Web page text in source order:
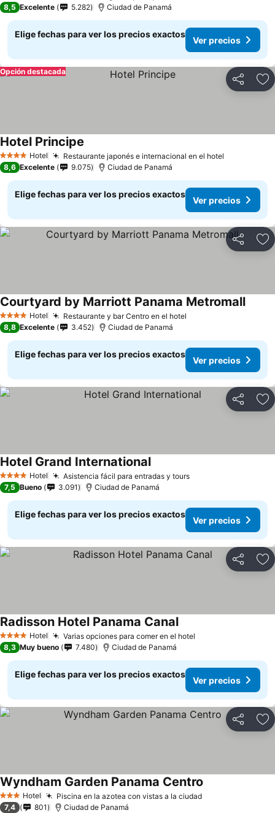
8,5 Excelente 5.282 Ciudad de Panamá
Elige fechas para ver los precios exactos
Ver precios
Compartir
Opción destacada
4 EstrellasHotel Restaurante japonés e internacional en el hotel
Hotel Principe
8,6 Excelente 9.075 Ciudad de Panamá
Elige fechas para ver los precios exactos
Ver precios
Compartir
4 EstrellasHotel Restaurante y bar Centro en el hotel
Courtyard by Marriott Panama Metromall
8,8 Excelente 3.452 Ciudad de Panamá
Elige fechas para ver los precios exactos
Ver precios
Compartir
4 EstrellasHotel Asistencia fácil para entradas y tours
Hotel Grand International
7,5 Bueno 3.091 Ciudad de Panamá
Elige fechas para ver los precios exactos
Ver precios
Compartir
4 EstrellasHotel Varias opciones para comer en el hotel
Radisson Hotel Panama Canal
8,3 Muy bueno 7.480 Ciudad de Panamá
Elige fechas para ver los precios exactos
Ver precios
Compartir
3 Estrellas
Hotel Piscina en la azotea con vistas a la ciudad
Wyndham Garden Panama Centro
7,4 801 Ciudad de Panamá